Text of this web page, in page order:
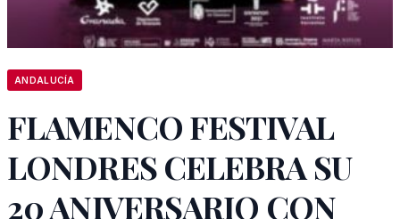
ANDALUCÍA
FLAMENCO FESTIVAL
LONDRES CELEBRA SU
20 ANIVERSARIO CON